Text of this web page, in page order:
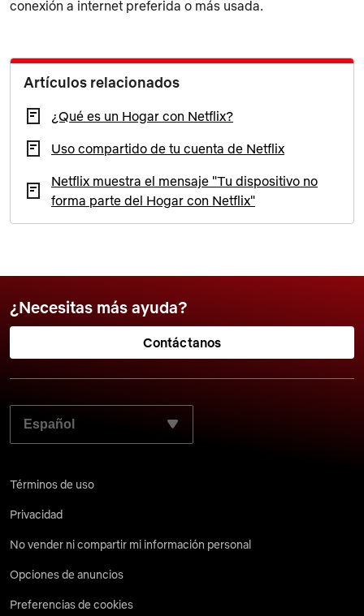
conexión a internet preferida o más usada.
Artículos relacionados
¿Qué es un Hogar con Netflix?
Uso compartido de tu cuenta de Netflix
Netflix muestra el mensaje "Tu dispositivo no
forma parte del Hogar con Netflix"
¿Necesitas más ayuda?
Contáctanos
SELECCIONA EL LENGUAJE QUE PREFIERES:
Términos de uso
Privacidad
No vender ni compartir mi información personal
Opciones de anuncios
Preferencias de cookies